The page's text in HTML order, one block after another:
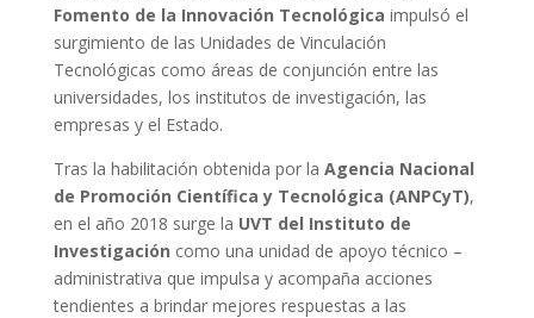
Fomento de la Innovación Tecnológica impulsó el
surgimiento de las Unidades de Vinculación
Tecnológicas como áreas de conjunción entre las
universidades, los institutos de investigación, las
empresas y el Estado.
Tras la habilitación obtenida por la Agencia Nacional
de Promoción Científica y Tecnológica (ANPCyT),
en el año 2018 surge la UVT del Instituto de
Investigación como una unidad de apoyo técnico –
administrativa que impulsa y acompaña acciones
tendientes a brindar mejores respuestas a las